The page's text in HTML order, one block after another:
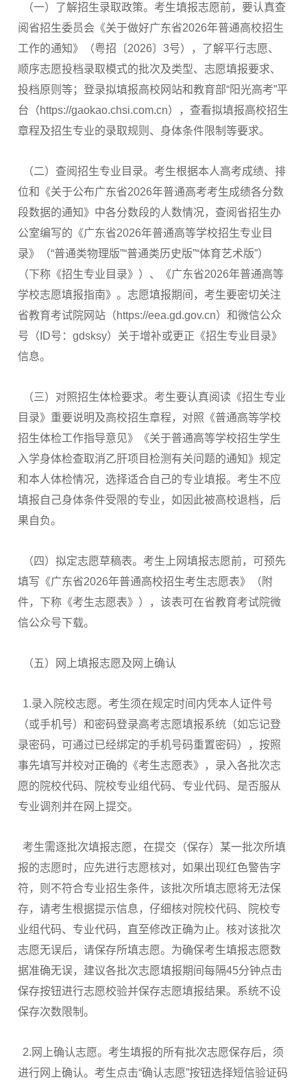
（一）了解招生录取政策。考生填报志愿前，要认真查
阅省招生委员会《关于做好广东省2026年普通高校招生
工作的通知》（粤招〔2026〕3号），了解平行志愿、
顺序志愿投档录取模式的批次及类型、志愿填报要求、
投档原则等；登录拟填报高校网站和教育部“阳光高考”平
台（https://gaokao.chsi.com.cn），查看拟填报高校招生
章程及招生专业的录取规则、身体条件限制等要求。
（二）查阅招生专业目录。考生根据本人高考成绩、排
位和《关于公布广东省2026年普通高考考生成绩各分数
段数据的通知》中各分数段的人数情况，查阅省招生办
公室编写的《广东省2026年普通高等学校招生专业目
录》（“普通类物理版”“普通类历史版”“体育艺术版”）
（下称《招生专业目录》）、《广东省2026年普通高等
学校志愿填报指南》。志愿填报期间，考生要密切关注
省教育考试院网站（https://eea.gd.gov.cn）和微信公众
号（ID号：gdsksy）关于增补或更正《招生专业目录》
信息。
（三）对照招生体检要求。考生要认真阅读《招生专业
目录》重要说明及高校招生章程，对照《普通高等学校
招生体检工作指导意见》《关于普通高等学校招生学生
入学身体检查取消乙肝项目检测有关问题的通知》规定
和本人体检情况，选择适合自己的专业填报。考生不应
填报自己身体条件受限的专业，如因此被高校退档，后
果自负。
（四）拟定志愿草稿表。考生上网填报志愿前，可预先
填写《广东省2026年普通高校招生考生志愿表》（附
件，下称《考生志愿表》），该表可在省教育考试院微
信公众号下载。
（五）网上填报志愿及网上确认
1.录入院校志愿。考生须在规定时间内凭本人证件号
（或手机号）和密码登录高考志愿填报系统（如忘记登
录密码，可通过已经绑定的手机号码重置密码），按照
事先填写并校对正确的《考生志愿表》，录入各批次志
愿的院校代码、院校专业组代码、专业代码、是否服从
专业调剂并在网上提交。
考生需逐批次填报志愿，在提交（保存）某一批次所填
报的志愿时，应先进行志愿核对，如果出现红色警告字
符，则不符合专业招生条件，该批次所填志愿将无法保
存，请考生根据提示信息，仔细核对院校代码、院校专
业组代码、专业代码，直至修改正确为止。核对该批次
志愿无误后，请保存所填志愿。为确保考生填报志愿数
据准确无误，建议各批次志愿填报期间每隔45分钟点击
保存按钮进行志愿校验并保存志愿填报结果。系统不设
保存次数限制。
2.网上确认志愿。考生填报的所有批次志愿保存后，须
进行网上确认。考生点击“确认志愿”按钮选择短信验证码